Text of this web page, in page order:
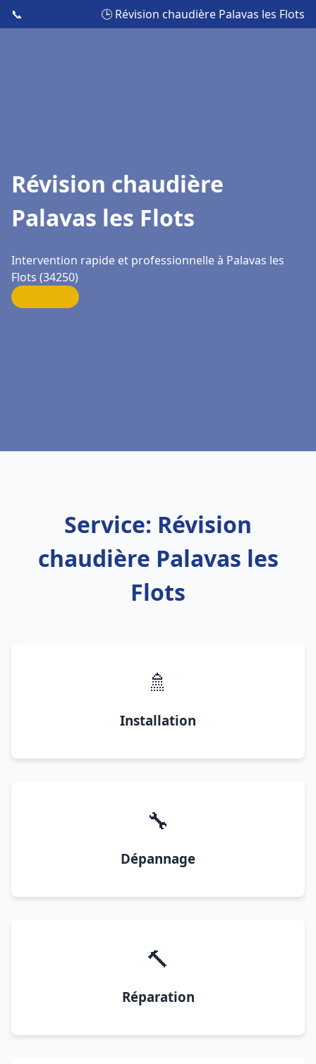
📞 🕒 Révision chaudière Palavas les Flots
Révision chaudière
Palavas les Flots
Intervention rapide et professionnelle à Palavas les
Flots (34250)
Service: Révision
chaudière Palavas les
Flots
🚿
Installation
🔧
Dépannage
🔨
Réparation